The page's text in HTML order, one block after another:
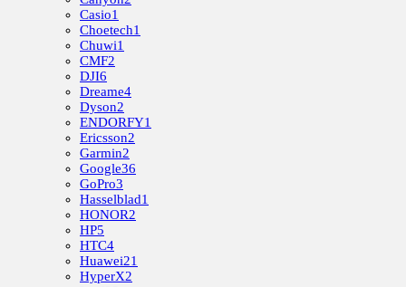
Casio1
Choetech1
Chuwi1
CMF2
DJI6
Dreame4
Dyson2
ENDORFY1
Ericsson2
Garmin2
Google36
GoPro3
Hasselblad1
HONOR2
HP5
HTC4
Huawei21
HyperX2